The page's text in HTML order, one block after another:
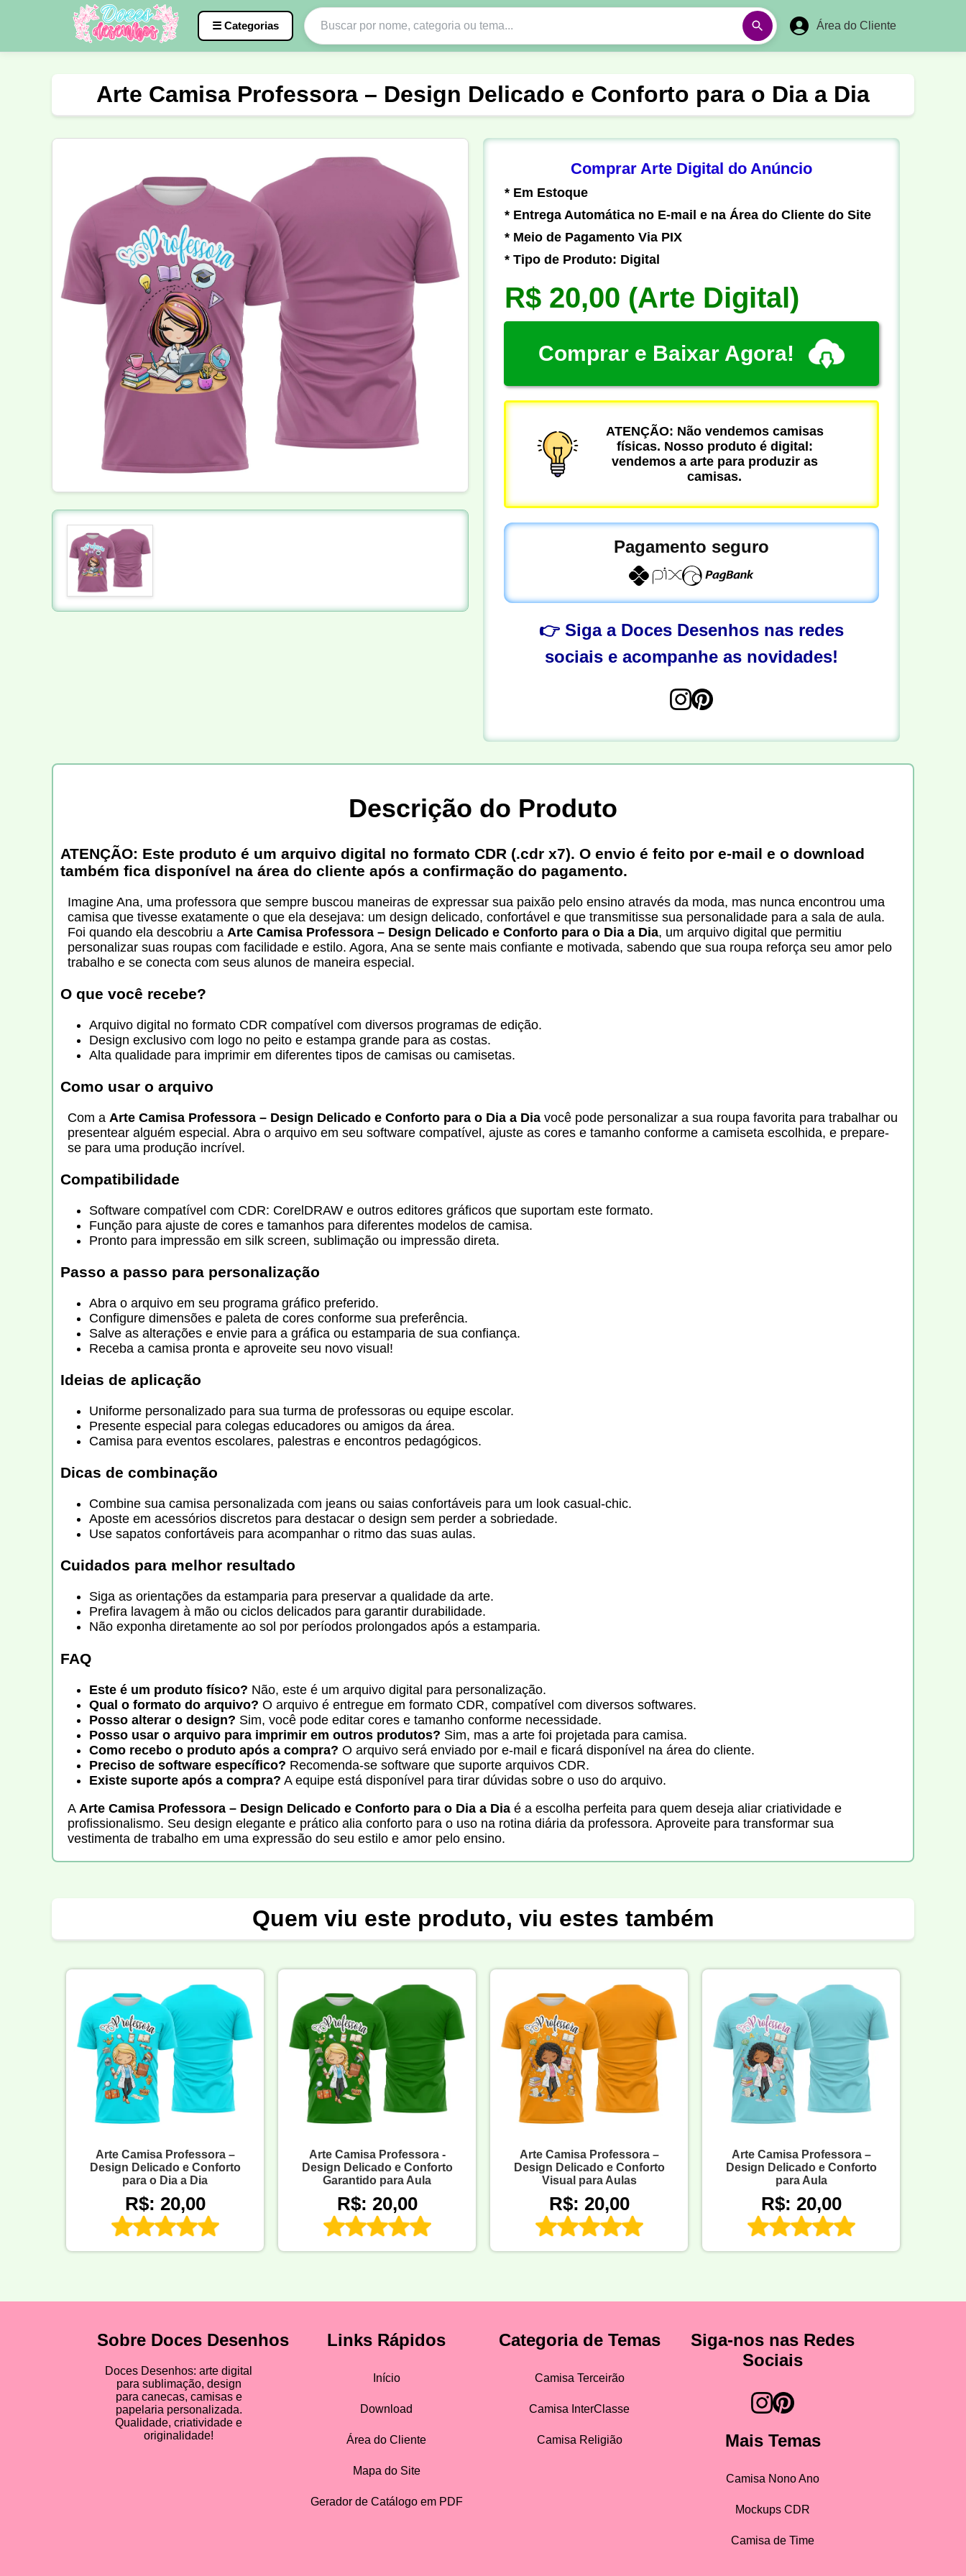
☰ Categorias Área do Cliente
Agro Católica Vôlei Futebol Amador Pesca
Motocross Ciclismo Nail Designer Biologia Geografia História Matemática
Língua Portuguesa
Arte Camisa Professora – Design Delicado e Conforto para o Dia a Dia
Comprar Arte Digital do Anúncio
* Em Estoque
* Entrega Automática no E-mail e na Área do Cliente do Site
* Meio de Pagamento Via PIX
* Tipo de Produto: Digital
R$ 20,00 (Arte Digital)
Comprar e Baixar Agora!
ATENÇÃO: Não vendemos camisas
físicas. Nosso produto é digital:
vendemos a arte para produzir as
camisas.
Pagamento seguro
👉 Siga a Doces Desenhos nas redes
sociais e acompanhe as novidades!
Descrição do Produto
ATENÇÃO: Este produto é um arquivo digital no formato CDR (.cdr x7). O envio é feito por e-mail e o download
também fica disponível na área do cliente após a confirmação do pagamento.
Imagine Ana, uma professora que sempre buscou maneiras de expressar sua paixão pelo ensino através da moda, mas nunca encontrou uma
camisa que tivesse exatamente o que ela desejava: um design delicado, confortável e que transmitisse sua personalidade para a sala de aula.
Foi quando ela descobriu a Arte Camisa Professora – Design Delicado e Conforto para o Dia a Dia, um arquivo digital que permitiu
personalizar suas roupas com facilidade e estilo. Agora, Ana se sente mais confiante e motivada, sabendo que sua roupa reforça seu amor pelo
trabalho e se conecta com seus alunos de maneira especial.
O que você recebe?
Arquivo digital no formato CDR compatível com diversos programas de edição.
Design exclusivo com logo no peito e estampa grande para as costas.
Alta qualidade para imprimir em diferentes tipos de camisas ou camisetas.
Como usar o arquivo
Com a Arte Camisa Professora – Design Delicado e Conforto para o Dia a Dia você pode personalizar a sua roupa favorita para trabalhar ou
presentear alguém especial. Abra o arquivo em seu software compatível, ajuste as cores e tamanho conforme a camiseta escolhida, e prepare-
se para uma produção incrível.
Compatibilidade
Software compatível com CDR: CorelDRAW e outros editores gráficos que suportam este formato.
Função para ajuste de cores e tamanhos para diferentes modelos de camisa.
Pronto para impressão em silk screen, sublimação ou impressão direta.
Passo a passo para personalização
Abra o arquivo em seu programa gráfico preferido.
Configure dimensões e paleta de cores conforme sua preferência.
Salve as alterações e envie para a gráfica ou estamparia de sua confiança.
Receba a camisa pronta e aproveite seu novo visual!
Ideias de aplicação
Uniforme personalizado para sua turma de professoras ou equipe escolar.
Presente especial para colegas educadores ou amigos da área.
Camisa para eventos escolares, palestras e encontros pedagógicos.
Dicas de combinação
Combine sua camisa personalizada com jeans ou saias confortáveis para um look casual-chic.
Aposte em acessórios discretos para destacar o design sem perder a sobriedade.
Use sapatos confortáveis para acompanhar o ritmo das suas aulas.
Cuidados para melhor resultado
Siga as orientações da estamparia para preservar a qualidade da arte.
Prefira lavagem à mão ou ciclos delicados para garantir durabilidade.
Não exponha diretamente ao sol por períodos prolongados após a estamparia.
FAQ
Este é um produto físico? Não, este é um arquivo digital para personalização.
Qual o formato do arquivo? O arquivo é entregue em formato CDR, compatível com diversos softwares.
Posso alterar o design? Sim, você pode editar cores e tamanho conforme necessidade.
Posso usar o arquivo para imprimir em outros produtos? Sim, mas a arte foi projetada para camisa.
Como recebo o produto após a compra? O arquivo será enviado por e-mail e ficará disponível na área do cliente.
Preciso de software específico? Recomenda-se software que suporte arquivos CDR.
Existe suporte após a compra? A equipe está disponível para tirar dúvidas sobre o uso do arquivo.
A Arte Camisa Professora – Design Delicado e Conforto para o Dia a Dia é a escolha perfeita para quem deseja aliar criatividade e
profissionalismo. Seu design elegante e prático alia conforto para o uso na rotina diária da professora. Aproveite para transformar sua
vestimenta de trabalho em uma expressão do seu estilo e amor pelo ensino.
Quem viu este produto, viu estes também
Arte Camisa Professora –
Design Delicado e Conforto
para o Dia a Dia
R$: 20,00
Arte Camisa Professora -
Design Delicado e Conforto
Garantido para Aula
R$: 20,00
Arte Camisa Professora –
Design Delicado e Conforto
Visual para Aulas
R$: 20,00
Arte Camisa Professora –
Design Delicado e Conforto
para Aula
R$: 20,00
Sobre Doces Desenhos
Doces Desenhos: arte digital
para sublimação, design
para canecas, camisas e
papelaria personalizada.
Qualidade, criatividade e
originalidade!
Links Rápidos
Início
Download
Área do Cliente
Mapa do Site
Gerador de Catálogo em PDF
Categoria de Temas
Camisa Terceirão
Camisa InterClasse
Camisa Religião
Siga-nos nas Redes
Sociais
Mais Temas
Camisa Nono Ano
Mockups CDR
Camisa de Time